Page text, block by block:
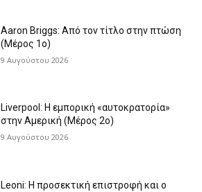
Aaron Briggs: Από τον τίτλο στην πτώση
(Μέρος 1ο)
9 Αυγούστου 2026
Liverpool: Η εμπορική «αυτοκρατορία»
στην Αμερική (Μέρος 2ο)
9 Αυγούστου 2026
Leoni: Η προσεκτική επιστροφή και ο